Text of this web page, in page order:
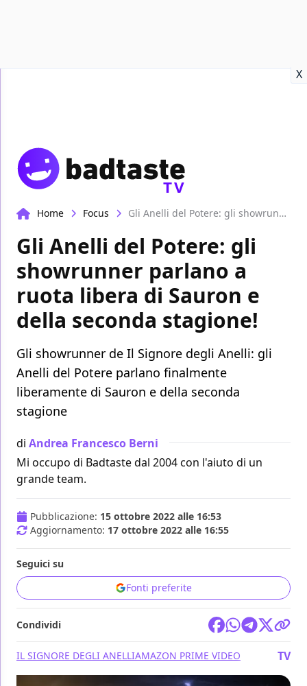
X
TV
Home Focus Gli Anelli del Potere: gli showrunner parlano a ruota libera di Sauron e della seconda stagione!
Gli Anelli del Potere: gli
showrunner parlano a
ruota libera di Sauron e
della seconda stagione!
Gli showrunner de Il Signore degli Anelli: gli
Anelli del Potere parlano finalmente
liberamente di Sauron e della seconda
stagione
di Andrea Francesco Berni
Mi occupo di Badtaste dal 2004 con l'aiuto di un
grande team.
Pubblicazione: 15 ottobre 2022 alle 16:53
Aggiornamento: 17 ottobre 2022 alle 16:55
Seguici su
Fonti preferite
Condividi
IL SIGNORE DEGLI ANELLIAMAZON PRIME VIDEO TV